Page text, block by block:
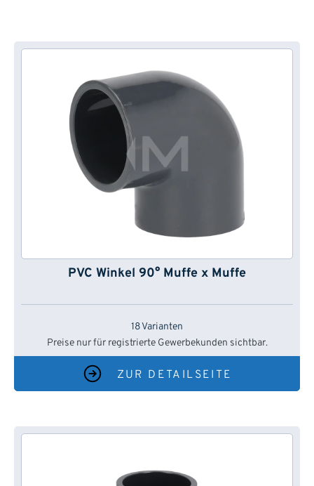
PVC Winkel 90° Muffe x Muffe
18 Varianten
Preise nur für registrierte Gewerbekunden sichtbar.
ZUR DETAILSEITE